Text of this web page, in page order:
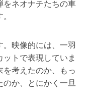
をネオナチたちの車
。映像的には、一羽
トで表現していま
を考えたのか、もっ
か、とにかく一旦